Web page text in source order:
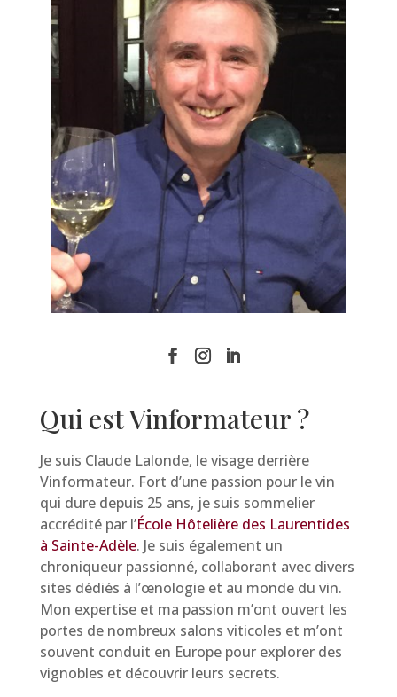
Qui est Vinformateur ?
Je suis Claude Lalonde, le visage derrière
Vinformateur. Fort d’une passion pour le vin
qui dure depuis 25 ans, je suis sommelier
accrédité par l’École Hôtelière des Laurentides
à Sainte-Adèle. Je suis également un
chroniqueur passionné, collaborant avec divers
sites dédiés à l’œnologie et au monde du vin.
Mon expertise et ma passion m’ont ouvert les
portes de nombreux salons viticoles et m’ont
souvent conduit en Europe pour explorer des
vignobles et découvrir leurs secrets.